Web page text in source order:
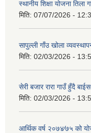
स्थानीय शिक्षा योजना
मिति: 07/07/2026 -
सापुल्ली गाँउ खोला
मिति: 02/03/2026 -
सेरी बजार रारा गाउँ हुँदै
मिति: 02/03/2026 -
आर्थिक वर्ष २०७४⁄७५ को